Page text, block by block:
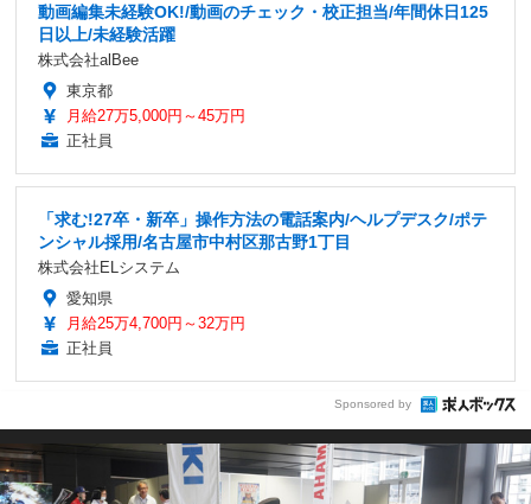
動画編集未経験OK!/動画のチェック・校正担当/年間休日125
日以上/未経験活躍
株式会社alBee
東京都
月給27万5,000円～45万円
正社員
「求む!27卒・新卒」操作方法の電話案内/ヘルプデスク/ポテ
ンシャル採用/名古屋市中村区那古野1丁目
株式会社ELシステム
愛知県
月給25万4,700円～32万円
正社員
Sponsored by